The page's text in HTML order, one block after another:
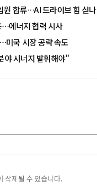
원 합류…AI 드라이브 힘 싣나
…에너지 협력 시사
미국 시장 공략 속도
야 시너지 발휘해야"